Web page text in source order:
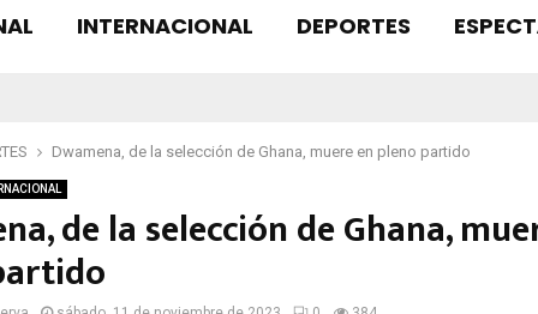
INTERNACIONAL DEPORTES
Dwamena, de la selección de Ghana, muere en pleno partido
de la selección de Ghana,